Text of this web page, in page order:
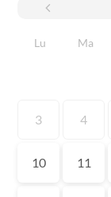
Lu Ma
3 4
10 11